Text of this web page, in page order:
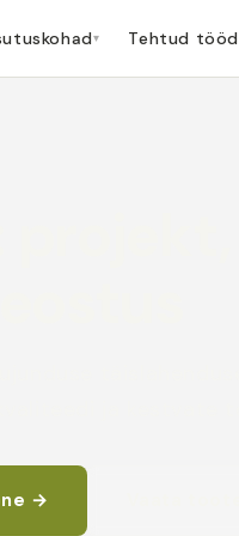
▾ Tehtud tööd
→